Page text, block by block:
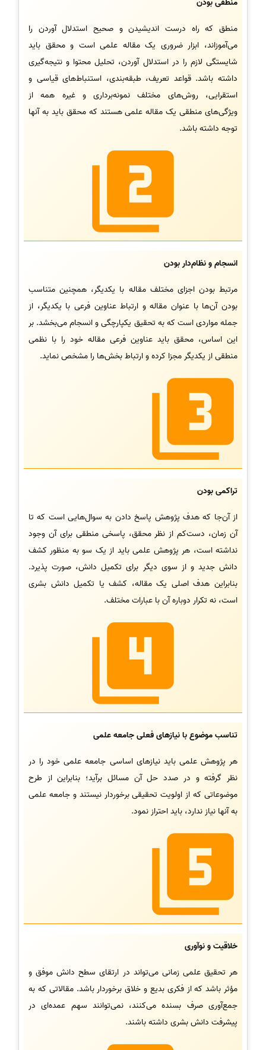
منطق که راه درست اندیشیدن و صحیح استدلال آوردن را
می‌آموزاند، ابزار ضروری یک مقاله علمی است و محقق باید
شایستگی لازم را در استدلال آوردن، تحلیل محتوا و نتیجه‌گیری
داشته باشد. قواعد تعریف، طبقه‌بندی، استنباط‌های قیاسی و
استقرایی، روش‌های مختلف نمونه‌برداری و غیره همه از
ویژگی‌های منطقی یک مقاله علمی هستند که محقق باید به آنها
توجه داشته باشد.
انسجام و نظام‌دار بودن
مرتبط بودن اجزای مختلف مقاله با یکدیگر، همچنین متناسب
بودن آن‌ها با عنوان مقاله و ارتباط عناوین فرعی با یکدیگر، از
جمله مواردی است که به تحقیق یکپارچگی و انسجام می‌بخشد. بر
این اساس، محقق باید عناوین فرعی مقاله خود را با نظمی
منطقی از یکدیگر مجزا کرده و ارتباط بخش‌ها را مشخص نماید.
تراکمی بودن
از آن‌جا که هدف پژوهش پاسخ دادن به سوال‌هایی است که تا
آن زمان، دست‌کم از نظر محقق، پاسخی منطقی برای آن وجود
نداشته است، هر پژوهش علمی باید از یک سو به منظور کشف
دانش جدید و از سوی دیگر برای تکمیل دانش، صورت پذیرد.
بنابراین هدف اصلی یک مقاله، کشف یا تکمیل دانش بشری
است، نه تکرار دوباره آن با عبارات مختلف.
تناسب موضوع با نیازهای فعلی جامعه علمی
هر پژوهش علمی باید نیازهای اساسی جامعه علمی خود را در
نظر گرفته و در صدد حل آن مسائل برآید؛ بنابراین از طرح
موضوعاتی که از اولویت تحقیقی برخوردار نیستند و جامعه علمی
به آنها نیاز ندارد، باید احتراز نمود.
خلاقیت و نوآوری
هر تحقیق علمی زمانی می‌تواند در ارتقای سطح دانش موفق و
مؤثر باشد که از فکری بدیع و خلاق برخوردار باشد. مقالاتی که به
جمع‌آوری صرف بسنده می‌کنند، نمی‌توانند سهم عمده‌ای در
پیشرفت دانش بشری داشته باشند.